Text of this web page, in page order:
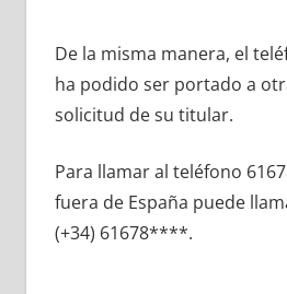
De la misma manera, el
ha podido ser portado а
solicitud dе su titular.
Para llamar al teléfono
fuera dе España puede
(+34) 61678****.